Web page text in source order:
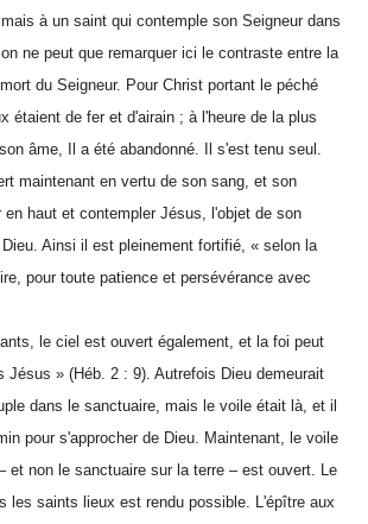
à un saint qui contemple son Seigneur dans
ne peut que remarquer ici le contraste entre la
du Seigneur. Pour Christ portant le péché
étaient de fer et d'airain ; à l'heure de la plus
âme, Il a été abandonné. Il s'est tenu seul.
maintenant en vertu de son sang, et son
en haut et contempler Jésus, l'objet de son
Ainsi il est pleinement fortifié, « selon la
pour toute patience et persévérance avec
le ciel est ouvert également, et la foi peut
Jésus » (Héb. 2 : 9). Autrefois Dieu demeurait
dans le sanctuaire, mais le voile était là, et il
pour s'approcher de Dieu. Maintenant, le voile
et non le sanctuaire sur la terre – est ouvert. Le
les saints lieux est rendu possible. L'épître aux